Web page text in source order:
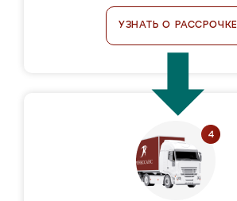
УЗНАТЬ О РАССРОЧКЕ